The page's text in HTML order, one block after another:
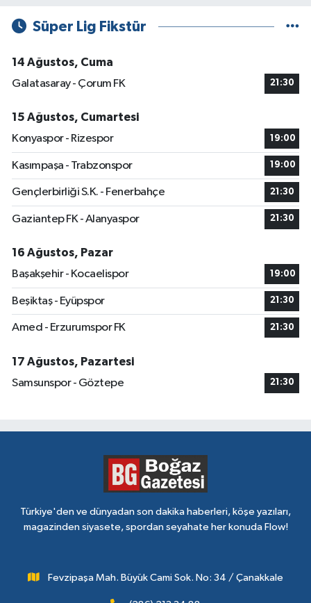
Süper Lig Fikstür
14 Ağustos, Cuma
Galatasaray - Çorum FK
21:30
15 Ağustos, Cumartesi
Konyaspor - Rizespor
19:00
Kasımpaşa - Trabzonspor 19:00
Gençlerbirliği S.K. - Fenerbahçe 21:30
Gaziantep FK - Alanyaspor 21:30
16 Ağustos, Pazar
Başakşehir - Kocaelispor
19:00
Beşiktaş - Eyüpspor 21:30
Amed - Erzurumspor FK 21:30
17 Ağustos, Pazartesi
Samsunspor - Göztepe
21:30
Türkiye'den ve dünyadan son dakika haberleri, köşe yazıları,
magazinden siyasete, spordan seyahate her konuda Flow!
Fevzipaşa Mah. Büyük Cami Sok. No: 34 / Çanakkale